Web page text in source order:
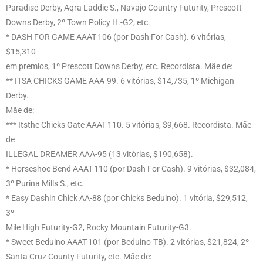
Paradise Derby, Aqra Laddie S., Navajo Country Futurity, Prescott
Downs Derby, 2º Town Policy H.-G2, etc.
* DASH FOR GAME AAAT-106 (por Dash For Cash). 6 vitórias,
$15,310
em premios, 1º Prescott Downs Derby, etc. Recordista. Mãe de:
** ITSA CHICKS GAME AAA-99. 6 vitórias, $14,735, 1º Michigan
Derby.
Mãe de:
*** Itsthe Chicks Gate AAAT-110. 5 vitórias, $9,668. Recordista. Mãe
de
ILLEGAL DREAMER AAA-95 (13 vitórias, $190,658).
* Horseshoe Bend AAAT-110 (por Dash For Cash). 9 vitórias, $32,084,
3º Purina Mills S., etc.
* Easy Dashin Chick AA-88 (por Chicks Beduino). 1 vitória, $29,512,
3º
Mile High Futurity-G2, Rocky Mountain Futurity-G3.
* Sweet Beduino AAAT-101 (por Beduino-TB). 2 vitórias, $21,824, 2º
Santa Cruz County Futurity, etc. Mãe de: